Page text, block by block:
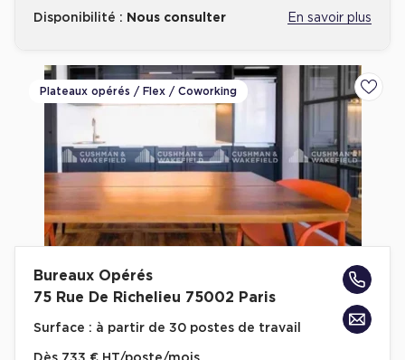
Disponibilité : Nous consulter En savoir plus
Plateaux opérés / Flex / Coworking
Bureaux Opérés
75 Rue De Richelieu 75002 Paris
Surface : à partir de 30 postes de travail